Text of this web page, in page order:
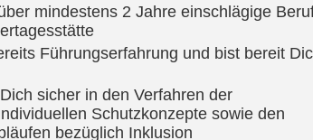
mindestens 2 Jahre einschlägige
Führungserfahrung und bist bereit
sicher in den Verfahren der
Schutzkonzepte sowie den
bezüglich Inklusion